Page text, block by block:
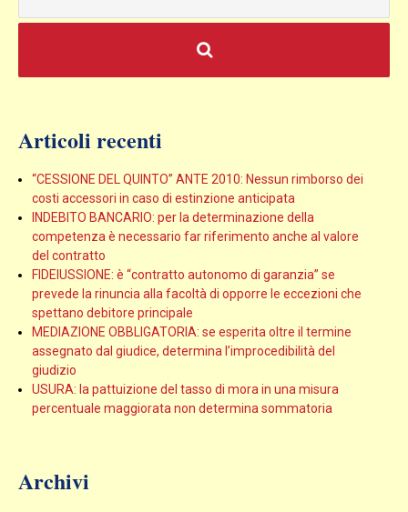
Articoli recenti
“CESSIONE DEL QUINTO” ANTE 2010: Nessun rimborso dei
costi accessori in caso di estinzione anticipata
INDEBITO BANCARIO: per la determinazione della
competenza è necessario far riferimento anche al valore
del contratto
FIDEIUSSIONE: è “contratto autonomo di garanzia” se
prevede la rinuncia alla facoltà di opporre le eccezioni che
spettano debitore principale
MEDIAZIONE OBBLIGATORIA: se esperita oltre il termine
assegnato dal giudice, determina l’improcedibilità del
giudizio
USURA: la pattuizione del tasso di mora in una misura
percentuale maggiorata non determina sommatoria
Archivi